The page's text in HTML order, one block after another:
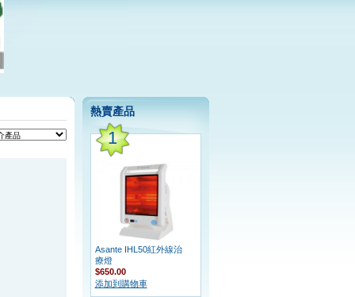
熱賣產品
1
Asante IHL50紅外線治
療燈
$650.00
添加到購物車